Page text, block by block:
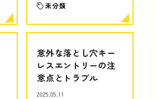
未分類
意外な落とし穴キー
レスエントリーの注
意点とトラブル
2025.05.11